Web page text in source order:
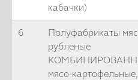
кабачки)
6
Полуфабрикаты
рубленые
мясо-